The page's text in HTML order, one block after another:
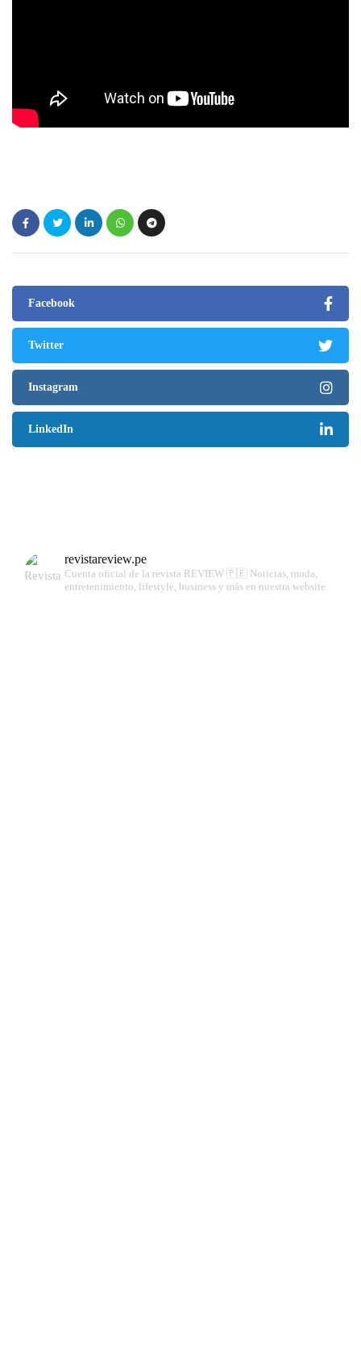
Facebook
Twitter
Instagram
LinkedIn
revistareview.pe
Cuenta oficial de la revista REVIEW 🇵🇪 Noticias, moda,
entretenimiento, lifestyle, business y más en nuestra website.